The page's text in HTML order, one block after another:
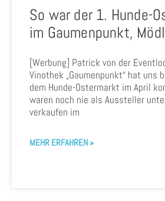
So war der 1. Hunde-
im Gaumenpunkt,
[Werbung] Patrick von der
Vinothek „Gaumenpunkt“ hat uns
dem Hunde-Ostermarkt im April
waren noch nie als Aussteller
verkaufen im
MEHR ERFAHREN »